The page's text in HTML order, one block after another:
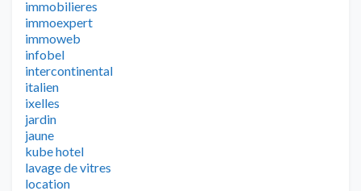
immobilieres
immoexpert
immoweb
infobel
intercontinental
italien
ixelles
jardin
jaune
kube hotel
lavage de vitres
location